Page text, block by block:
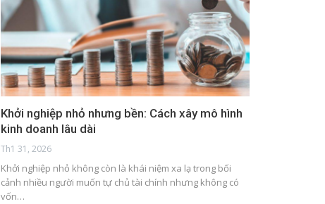
Khởi nghiệp nhỏ nhưng bền: Cách xây mô hình
kinh doanh lâu dài
Th1 31, 2026
Khởi nghiệp nhỏ không còn là khái niệm xa lạ trong bối
cảnh nhiều người muốn tự chủ tài chính nhưng không có
vốn…